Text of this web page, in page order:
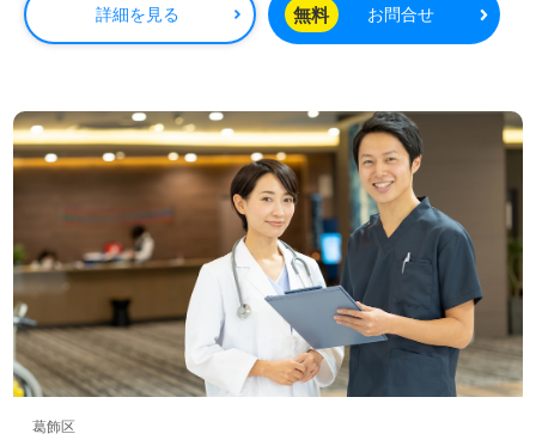
プロフェッショナル訪問介護を実現される事業所様！◎
看護助手や介護職経験のある方をお迎えします。訪問介護
をお願いします。それぞれの成長に沿った研修プログラム
も充実！完全週休2日制の働きやすい勤務形態、多彩な資
格支援制度、働く人を大切にするカルチャー、協力し合え
る職場の人間関係もうれしいポイント！『訪問介護でご利
用者様やご家族様のお役に立ちたい、お一人おひとりに寄
り添った介護支援を行いたい』『日勤正社員で働きたい、
ワークライフバランスを充実させたい』『転職で施設形態
や環境を変えて仕事をしたい』等の方も大歓迎です！サー
ビス展開エリアは葛飾区。募集詳細等、担当コンサルタン
トよりご案内します。お問い合わせも遠慮なくお願いしま
す。
詳細を見る 無料 お問合せ
葛飾区